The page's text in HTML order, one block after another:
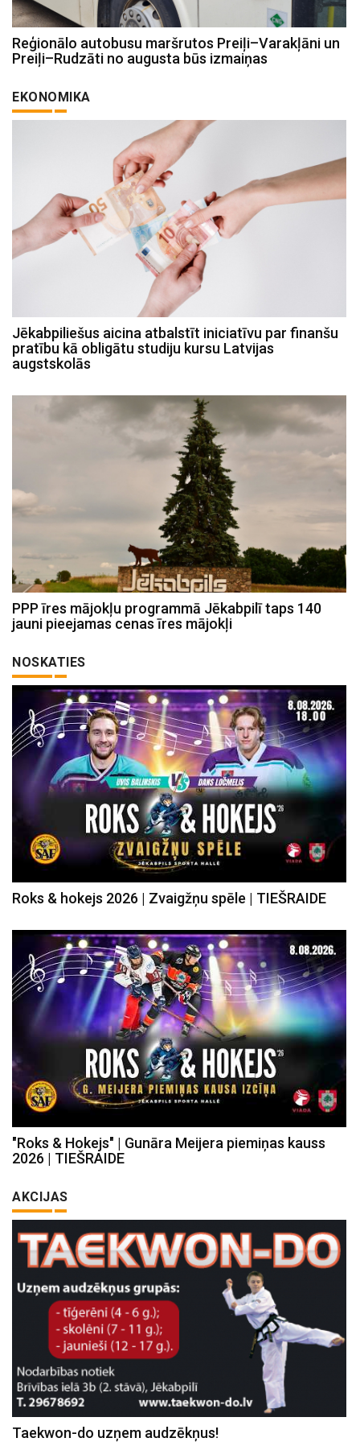
Reģionālo autobusu maršrutos Preiļi–Varakļāni un
Preiļi–Rudzāti no augusta būs izmaiņas
EKONOMIKA
Jēkabpiliešus aicina atbalstīt iniciatīvu par finanšu
pratību kā obligātu studiju kursu Latvijas
augstskolās
PPP īres mājokļu programmā Jēkabpilī taps 140
jauni pieejamas cenas īres mājokļi
NOSKATIES
Roks & hokejs 2026 | Zvaigžņu spēle | TIEŠRAIDE
"Roks & Hokejs" | Gunāra Meijera piemiņas kauss
2026 | TIEŠRAIDE
AKCIJAS
Taekwon-do uzņem audzēkņus!